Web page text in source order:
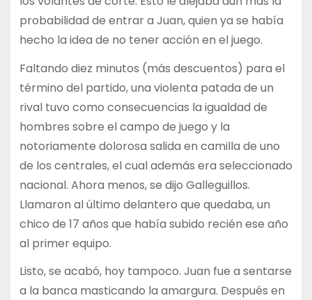
probabilidad de entrar a Juan, quien ya se había
hecho la idea de no tener acción en el juego.
Faltando diez minutos (más descuentos) para el
término del partido, una violenta patada de un
rival tuvo como consecuencias la igualdad de
hombres sobre el campo de juego y la
notoriamente dolorosa salida en camilla de uno
de los centrales, el cual además era seleccionado
nacional. Ahora menos, se dijo Galleguillos.
Llamaron al último delantero que quedaba, un
chico de 17 años que había subido recién ese año
al primer equipo.
Listo, se acabó, hoy tampoco. Juan fue a sentarse
a la banca masticando la amargura. Después en